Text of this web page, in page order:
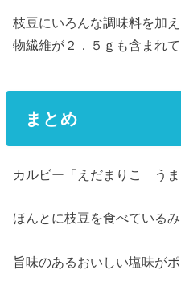
枝豆にいろんな調味料を加
物繊維が２．５ｇも含まれて
まとめ
カルビー「えだまりこ うま
ほんとに枝豆を食べている
旨味のあるおいしい塩味がポ